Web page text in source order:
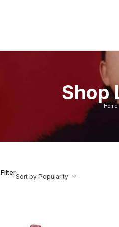
Shop
Home
Filter
Sort by Popularity